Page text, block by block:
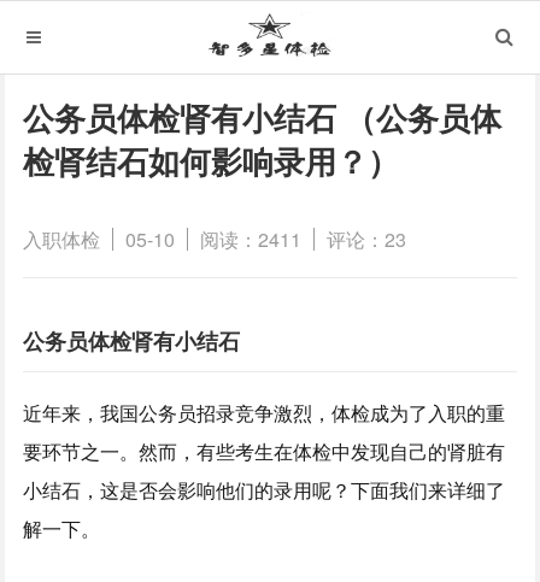
公务员体检肾有小结石 （公务员体
检肾结石如何影响录用？）
入职体检 05-10 阅读：2411 评论：23
公务员体检肾有小结石
近年来，我国公务员招录竞争激烈，体检成为了入职的重
要环节之一。然而，有些考生在体检中发现自己的肾脏有
小结石，这是否会影响他们的录用呢？下面我们来详细了
解一下。